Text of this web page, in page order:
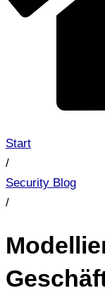
Start
/
Security Blog
/